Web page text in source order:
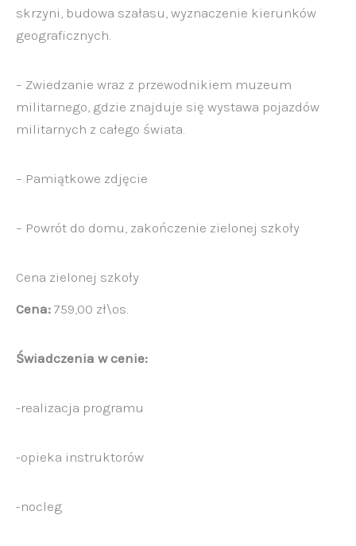
skrzyni, budowa szałasu, wyznaczenie kierunków
geograficznych.
– Zwiedzanie wraz z przewodnikiem muzeum
militarnego, gdzie znajduje się wystawa pojazdów
militarnych z całego świata.
– Pamiątkowe zdjęcie
– Powrót do domu, zakończenie zielonej szkoły
Cena zielonej szkoły
Cena: 759,00 zł\os.
Świadczenia w cenie:
-realizacja programu
-opieka instruktorów
-nocleg